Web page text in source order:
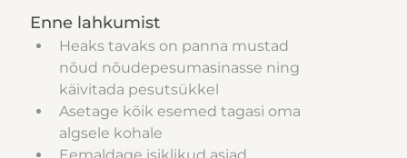
Enne lahkumist
Heaks tavaks on panna mustad
nõud nõudepesumasinasse ning
käivitada pesutsükkel
Asetage kõik esemed tagasi oma
algsele kohale